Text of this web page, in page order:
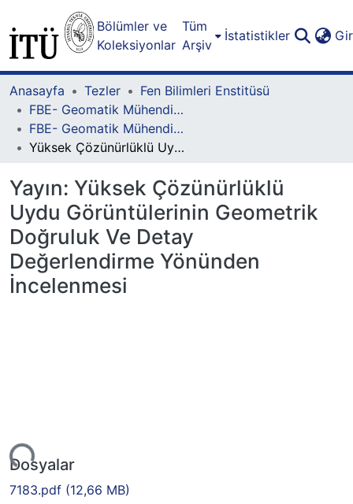
Bölümler ve
Koleksiyonlar
Tüm
Arşiv
İstatistikler
Anasayfa Tezler
Fen Bilimleri Enstitüsü
FBE- Geomatik Mühendisliği Lisansüstü Programı
FBE- Geomatik Mühendisliği Lisansüstü Programı - Doktora
Yüksek Çözünürlüklü Uydu Görüntülerinin Geometrik Doğruluk Ve Detay Değerlendirme Yönünden İncelenmesi
Yayın: Yüksek Çözünürlüklü
Uydu Görüntülerinin Geometrik
Doğruluk Ve Detay
Değerlendirme Yönünden
İncelenmesi
Dosyalar
7183.pdf (12,66 MB)